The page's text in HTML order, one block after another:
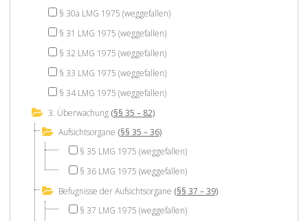
§ 30a LMG 1975 (weggefallen)
§ 31 LMG 1975 (weggefallen)
§ 32 LMG 1975 (weggefallen)
§ 33 LMG 1975 (weggefallen)
§ 34 LMG 1975 (weggefallen)
3. Überwachung (§§ 35 – 82)
Aufsichtsorgane (§§ 35 – 36)
§ 35 LMG 1975 (weggefallen)
§ 36 LMG 1975 (weggefallen)
Befugnisse der Aufsichtsorgane (§§ 37 – 39)
§ 37 LMG 1975 (weggefallen)